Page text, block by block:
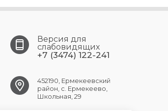
Версия для
слабовидящих
+7 (3474) 122-241
452190, Ермекеевский
район, с. Ермекеево,
Школьная, 29